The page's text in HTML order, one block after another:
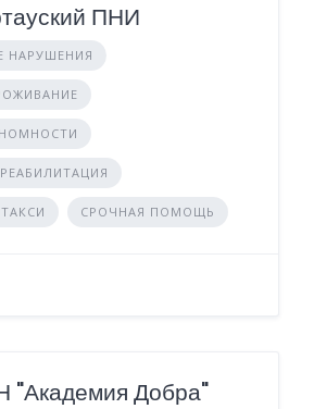
ПНИ
НАРУШЕНИЯ
СРОЧНАЯ ПОМОЩЬ
Добра"